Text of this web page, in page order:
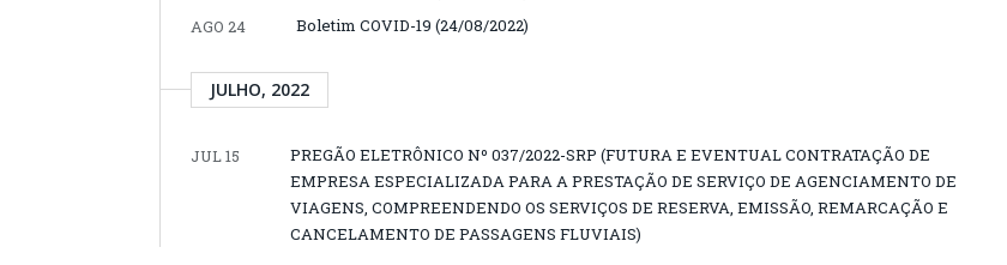
AGO 24
Boletim COVID-19 (24/08/2022)
JULHO, 2022
JUL 15
PREGÃO ELETRÔNICO Nº 037/2022-SRP (FUTURA E EVENTUAL CONTRATAÇÃO DE
EMPRESA ESPECIALIZADA PARA A PRESTAÇÃO DE SERVIÇO DE AGENCIAMENTO DE
VIAGENS, COMPREENDENDO OS SERVIÇOS DE RESERVA, EMISSÃO, REMARCAÇÃO E
CANCELAMENTO DE PASSAGENS FLUVIAIS)